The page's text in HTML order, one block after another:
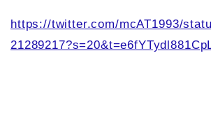
https://twitter.com/mcAT1993/